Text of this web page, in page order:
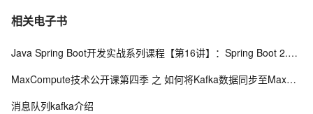
r;C:\Program
相关电子书
Java Spring Boot开发实战系列课程【第16讲】：Spring Boot 2.0 实战Apache Kafka百万级高并发消息中间件与原理解析
MaxCompute技术公开课第四季 之 如何将Kafka数据同步至MaxCompute
消息队列kafka介绍